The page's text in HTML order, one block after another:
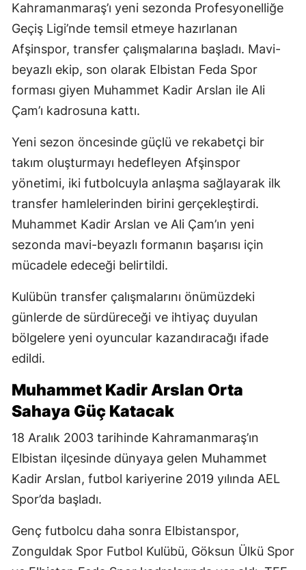
Kahramanmaraş’ı yeni sezonda Profesyonelliğe
Geçiş Ligi’nde temsil etmeye hazırlanan
Afşinspor, transfer çalışmalarına başladı. Mavi-
beyazlı ekip, son olarak Elbistan Feda Spor
forması giyen Muhammet Kadir Arslan ile Ali
Çam’ı kadrosuna kattı.
Yeni sezon öncesinde güçlü ve rekabetçi bir
takım oluşturmayı hedefleyen Afşinspor
yönetimi, iki futbolcuyla anlaşma sağlayarak ilk
transfer hamlelerinden birini gerçekleştirdi.
Muhammet Kadir Arslan ve Ali Çam’ın yeni
sezonda mavi-beyazlı formanın başarısı için
mücadele edeceği belirtildi.
Kulübün transfer çalışmalarını önümüzdeki
günlerde de sürdüreceği ve ihtiyaç duyulan
bölgelere yeni oyuncular kazandıracağı ifade
edildi.
Muhammet Kadir Arslan Orta
Sahaya Güç Katacak
18 Aralık 2003 tarihinde Kahramanmaraş’ın
Elbistan ilçesinde dünyaya gelen Muhammet
Kadir Arslan, futbol kariyerine 2019 yılında AEL
Spor’da başladı.
Genç futbolcu daha sonra Elbistanspor,
Zonguldak Spor Futbol Kulübü, Göksun Ülkü Spor